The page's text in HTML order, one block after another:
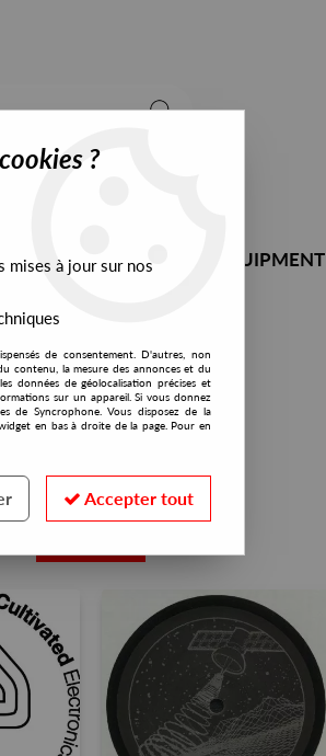
EXCLUSIVES DJ EQUIPMENT
?
mises à jour sur nos
de consentement. D'autres, non
contenu, la mesure des annonces et du
données de géolocalisation précises et
sur un appareil. Si vous donnez
de Syncrophone. Vous disposez de la
en bas à droite de la page. Pour en
Accepter tout